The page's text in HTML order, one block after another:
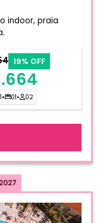
indoor, praia
19% OFF
• 01• 02